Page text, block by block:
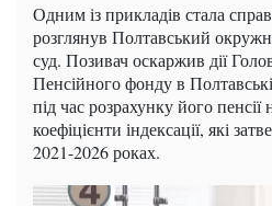
Одним із прикладів стала
розглянув Полтавський
суд. Позивач оскаржив дії
Пенсійного фонду в
під час розрахунку його пенсії
коефіцієнти індексації, які
2021-2026 роках.